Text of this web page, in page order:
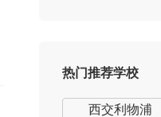
热门推荐学校
西交利物浦